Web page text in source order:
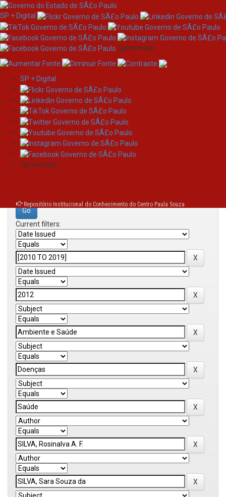
Skip
navigation
SP + Digital
/governosp
SP + Digital
/governosp
Repositório Institucional do Conhecimento do Centro Paula Souza
Search
Search:
Current filters: